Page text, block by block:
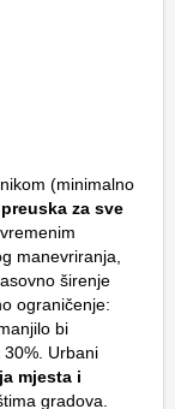
(minimalno
preuska za sve
manevriranja,
širenje
ograničenje:
bi
Urbani
mjesta i
gradova.